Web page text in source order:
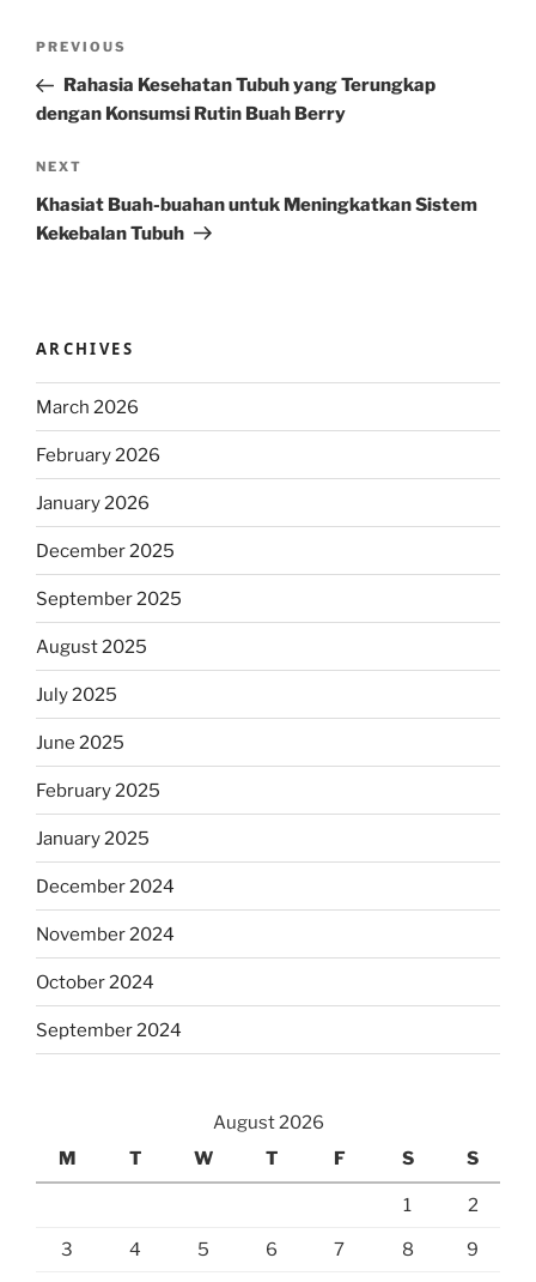
Previous
Post
PREVIOUS
Rahasia Kesehatan Tubuh yang Terungkap
dengan Konsumsi Rutin Buah Berry
Next
Post
NEXT
Khasiat Buah-buahan untuk Meningkatkan Sistem
Kekebalan Tubuh
ARCHIVES
March 2026
February 2026
January 2026
December 2025
September 2025
August 2025
July 2025
June 2025
February 2025
January 2025
December 2024
November 2024
October 2024
September 2024
August 2026
M
T W T F S S
1 2
3 4 5 6 7 8 9